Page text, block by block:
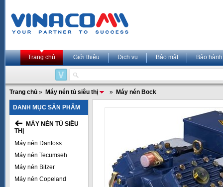
Trang chủ Giới thiệu Dịch vụ Bảo mật Bảo hành
Trang chủ » Máy nén tủ siêu thị » Máy nén Bock
DANH MỤC SẢN PHẨM
MÁY NÉN TỦ SIÊU
THỊ
Máy nén Danfoss
Máy nén Tecumseh
Máy nén Bitzer
Máy nén Copeland